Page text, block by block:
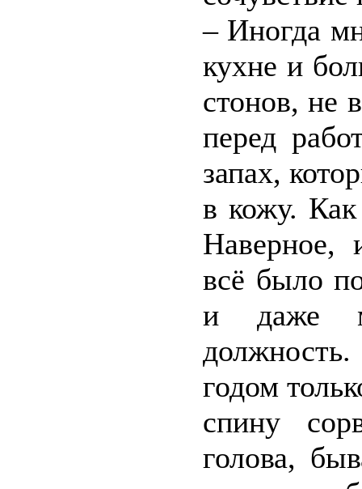
– Иногда
кухне и
стонов, не
перед
запах,
в кожу. Как
Наверное,
всё было
и даже
годом
спину
голова,